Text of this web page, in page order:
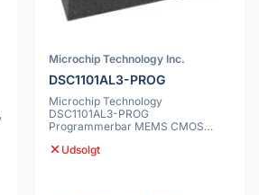
Microchip Technology Inc.
DSC1101AL3-PROG
Microchip Technology
DSC1101AL3-PROG
Programmerbar MEMS CMOS
Udsolgt